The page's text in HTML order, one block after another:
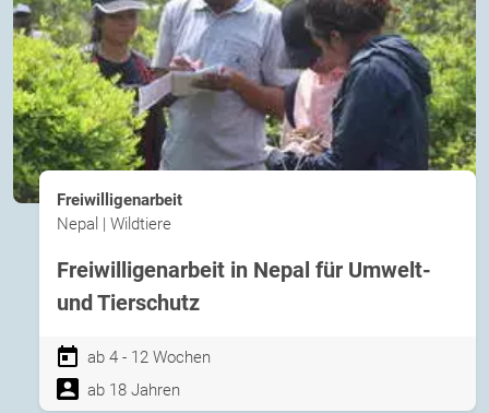
Freiwilligenarbeit
Nepal | Wildtiere
Freiwilligenarbeit in Nepal für Umwelt-
und Tierschutz
ab 4 - 12 Wochen
ab 18 Jahren